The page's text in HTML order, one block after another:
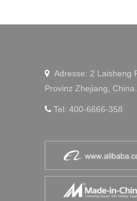
Adresse: 2 Laisheng
Provinz Zhejiang, China.
 Tel: 400-6666-358